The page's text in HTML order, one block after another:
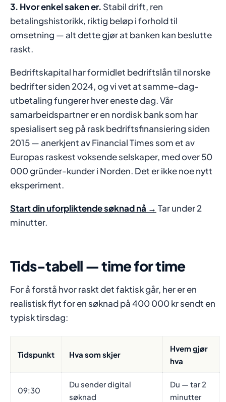
3. Hvor enkel saken er. Stabil drift, ren
betalingshistorikk, riktig beløp i forhold til
omsetning — alt dette gjør at banken kan beslutte
raskt.
Bedriftskapital har formidlet bedriftslån til norske
bedrifter siden 2024, og vi vet at samme-dag-
utbetaling fungerer hver eneste dag. Vår
samarbeidspartner er en nordisk bank som har
spesialisert seg på rask bedriftsfinansiering siden
2015 — anerkjent av Financial Times som et av
Europas raskest voksende selskaper, med over 50
000 gründer-kunder i Norden. Det er ikke noe nytt
eksperiment.
Start din uforpliktende søknad nå → Tar under 2
minutter.
Tids-tabell — time for time
For å forstå hvor raskt det faktisk går, her er en
realistisk flyt for en søknad på 400 000 kr sendt en
typisk tirsdag:
Tidspunkt Hva som skjer
Hvem gjør
hva
09:30
Du sender digital
søknad
Du — tar 2
minutter